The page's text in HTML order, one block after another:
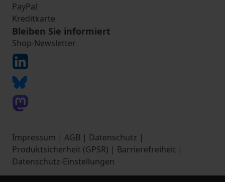
PayPal
Kreditkarte
Bleiben Sie informiert
Shop-Newsletter
Impressum | AGB | Datenschutz |
Produktsicherheit (GPSR) | Barrierefreiheit |
Datenschutz-Einstellungen